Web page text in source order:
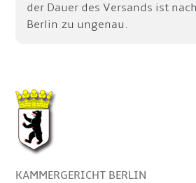
der Dauer des Versands ist
Berlin zu ungenau.
KAMMERGERICHT BERLIN